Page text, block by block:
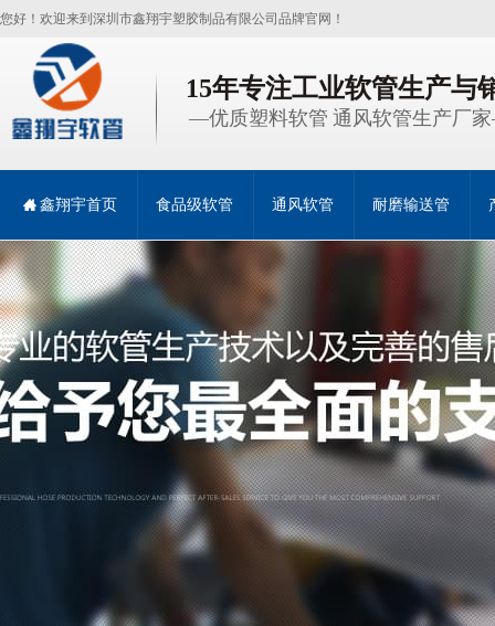
您好！欢迎来到深圳市鑫翔宇塑胶制品有限公司品牌官网！
15年专注工业软管生产与
—优质塑料软管 通风软管生产厂
鑫翔宇首页 食品级软管 通风软管 耐磨输送管